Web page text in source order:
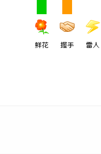
鲜花 握手 雷人